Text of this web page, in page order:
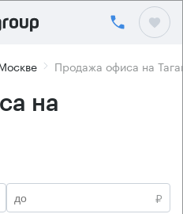
Продажа офиса на
на
₽